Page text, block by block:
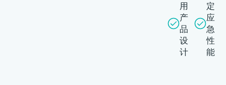
用
产
品
设
计
定
应
急
性
能